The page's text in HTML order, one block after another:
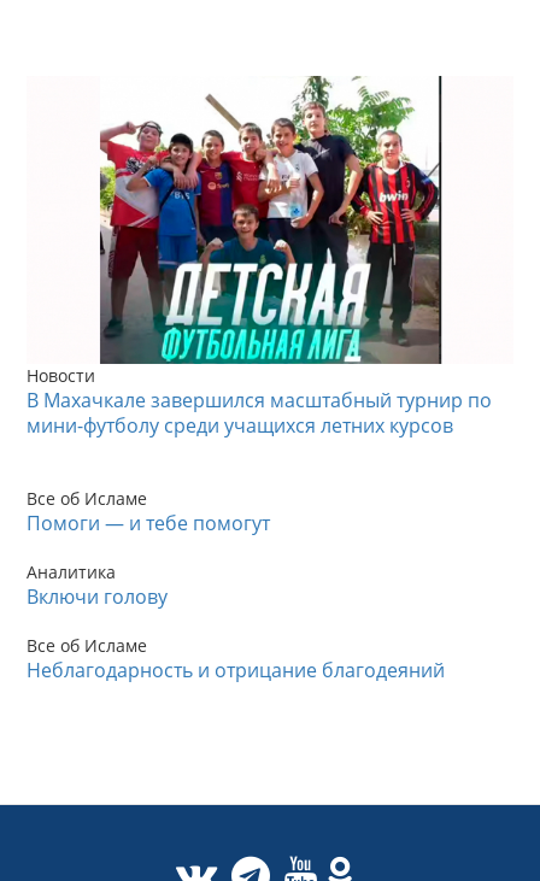
Новости
В Махачкале завершился масштабный турнир по
мини-футболу среди учащихся летних курсов
Все об Исламе
Помоги — и тебе помогут
Аналитика
Включи голову
Все об Исламе
Неблагодарность и отрицание благодеяний